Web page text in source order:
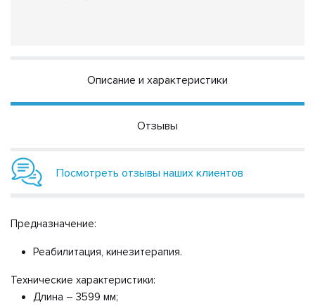
Описание и характеристики
Отзывы
Посмотреть отзывы наших клиентов
Предназначение:
Реабилитация, кинезитерапия.
Технические характеристики:
Длина – 3599 мм;